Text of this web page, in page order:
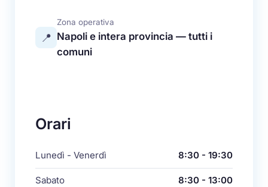
📍
Zona operativa
Napoli e intera provincia — tutti i
comuni
Orari
Lunedì - Venerdì 8:30 - 19:30
Sabato 8:30 - 13:00